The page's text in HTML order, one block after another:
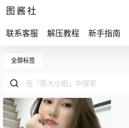
图酱社
联系客服 解压教程 新手指南
全部标签